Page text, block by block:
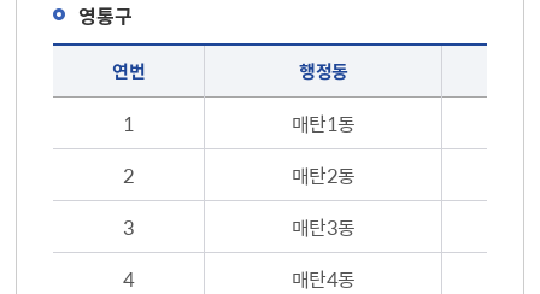
영통구
연번 행정동
1
매탄1동
2
매탄2동
3
매탄3동
4
매탄4동